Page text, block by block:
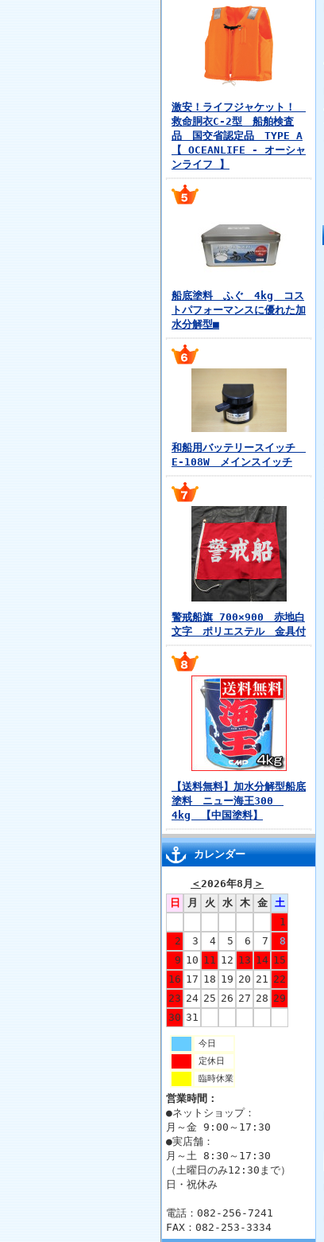
激安！ライフジャケット！
救命胴衣C-2型 船舶検査
品 国交省認定品 TYPE A
【 OCEANLIFE - オーシャ
ンライフ 】
船底塗料 ふぐ 4kg コス
トパフォーマンスに優れた加
水分解型■
和船用バッテリースイッチ
E-108W メインスイッチ
警戒船旗 700×900 赤地白
文字 ポリエステル 金具付
【送料無料】加水分解型船底
塗料 ニュー海王300
4kg 【中国塗料】
カレンダー
＜2026年8月 ＞
日
月 火 水 木 金
土
1
2
3 4 5 6 7
8
9 10 11 12 13 14 15
16 17 18 19 20 21 22
23 24 25 26 27 28 29
30 31
今日
定休日
臨時休業
営業時間：
●ネットショップ：
月～金 9:00～17:30
●実店舗：
月～土 8:30～17:30
（土曜日のみ12:30まで）
日・祝休み
電話：082-256-7241
FAX：082-253-3334